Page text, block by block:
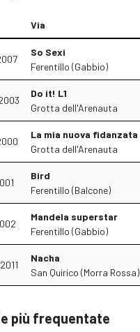
Via
So Sexi
Ferentillo (Gabbio)
Do it! L1
Grotta dell'Arenauta
La mia nuova fidanzata
Grotta dell'Arenauta
Bird
Ferentillo (Balcone)
Mandela superstar
Ferentillo (Gabbio)
Nacha
San Quirico (Morra Rossa)
più frequentate